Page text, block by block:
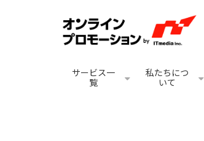
サービス一
覧
私たちにつ
いて